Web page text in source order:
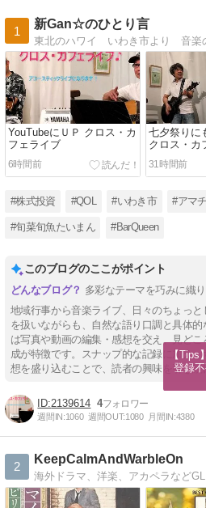
1
新Gan☆のひとり言
YouTubeにＵＰ クロス・カ
フェライブ
6時間前
七夕祭りに
クロス・カ
31時間前
#株式投資 #QOL #いわき市 #アマ
#旬菜旬魚たいまん #BarQueen
このブログのここがポイント
多彩なテーマを巧みに織
地域行事から音楽ライブ、日々のちょっ
を扱いながらも、自然な語り口調と具体
は写真や動画の編集・感想を交え、見ど
成が特徴です。スナップ的な記録に加え、
想を盛り込むことで、読者の興味を引き続
2139614 4
週間IN:1060 週間OUT:1080 月間IN:4380
2
KeepCalmAndWarbleOn
【Tips
登録